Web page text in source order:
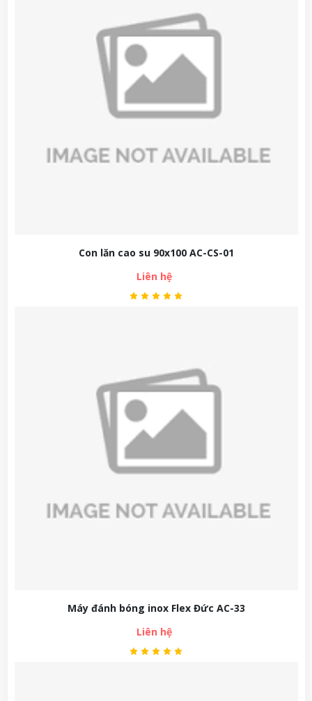
Con lăn cao su 90x100 AC-CS-01
Liên hệ
Máy đánh bóng inox Flex Đức AC-33
Liên hệ